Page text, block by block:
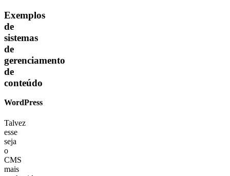
Exemplos
de
sistemas
de
gerenciamento
de
conteúdo
WordPress
Talvez
esse
seja
o
CMS
mais